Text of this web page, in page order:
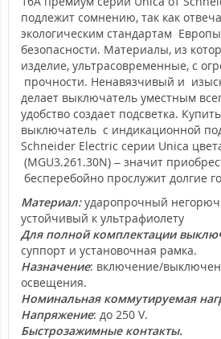
подлежит сомнению, так как
экологическим стандартам
безопасности. Материалы, из
изделие, ультрасовременные, с
прочности. Ненавязчивый и
делает выключатель уместным
удобство создает подсветка.
выключатель с индикационной
Schneider Electric серии Unica
(MGU3.261.30N) – значит
бесперебойно прослужит долгие
Материал:ударопрочный
устойчивый к ультрафиолету
Для полной комплектации
суппорт и установочная рамка.
Назначение: включение/
освещения.
Номинальная коммутируемая
Напряжение: до 250 V.
Быстрозажимные контакты.